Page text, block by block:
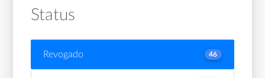
Status
Revogado 46